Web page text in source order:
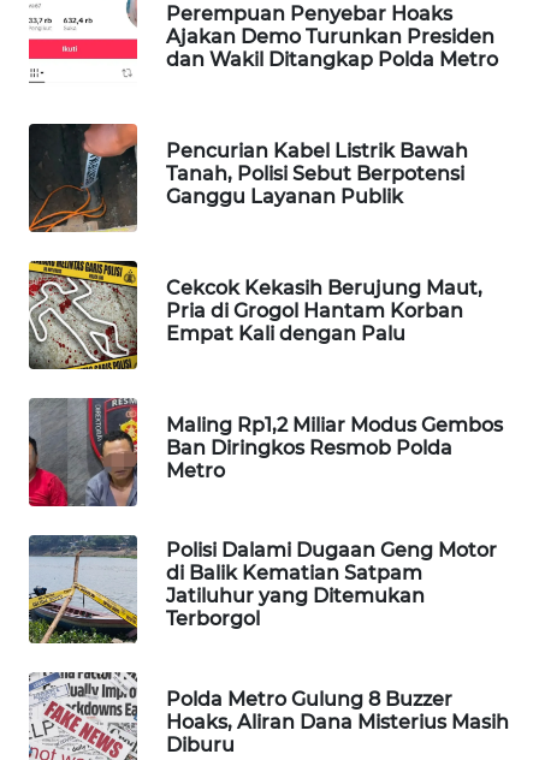
Perempuan Penyebar Hoaks
Ajakan Demo Turunkan Presiden
dan Wakil Ditangkap Polda Metro
Pencurian Kabel Listrik Bawah
Tanah, Polisi Sebut Berpotensi
Ganggu Layanan Publik
Cekcok Kekasih Berujung Maut,
Pria di Grogol Hantam Korban
Empat Kali dengan Palu
Maling Rp1,2 Miliar Modus Gembos
Ban Diringkos Resmob Polda
Metro
Polisi Dalami Dugaan Geng Motor
di Balik Kematian Satpam
Jatiluhur yang Ditemukan
Terborgol
Polda Metro Gulung 8 Buzzer
Hoaks, Aliran Dana Misterius Masih
Diburu
WN
LABUANBAJO
BORNEO
Wahana
Media
WAHANA
NEWS
TANI
WAHANA
ADVOKAT
WAHANA
INFRASTRUKTUR
KONSUMEN
WAHANA